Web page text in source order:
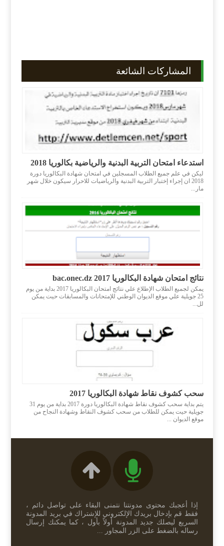
المشاركات الشائعة
استدعاء امتحان التربية البدنية والرياضية بكالوريا 2018
ليكن في علم جميع الطلاب المسجلين في امتحان شهادة البكالوريا دورة
2018 ان إجراء إختبار التربية البدنية والرياضيات للاحرار سيكون خلال شهر
مار...
نتائج امتحان شهادة البكالوريا 2017 bac.onec.dz
يمكن لجميع الطلاب الإطلاع علي نتائج امتحان البكالوريا 2017 بداية من يوم
25 جويلية علي موقع الديوان الوطني للإمتحانات والمسابقات حيت يمكن
لل...
سحب كشوف نقاط شهادة البكالوريا 2017
يتم بداية سحب كشوف نقاط شهادة البكالوريا دورة 2017 بداية من يوم 31
جويلية حيت يمكن للطلاب من سحب كشوف النقاط وشهادة النجاح من
موقع الديوان ...
إذا أعجبك محتوى مدونتنا نتمنى البقاء على تواصل دائم ،
فقط قم بإدخال بريدك الإلكتروني للإشتراك في بريد المدونة
السريع ليصلك جديد المدونة أولاً بأول ، كما يمكنك إرسال
رساله بالضغط على الزر المجاور ...